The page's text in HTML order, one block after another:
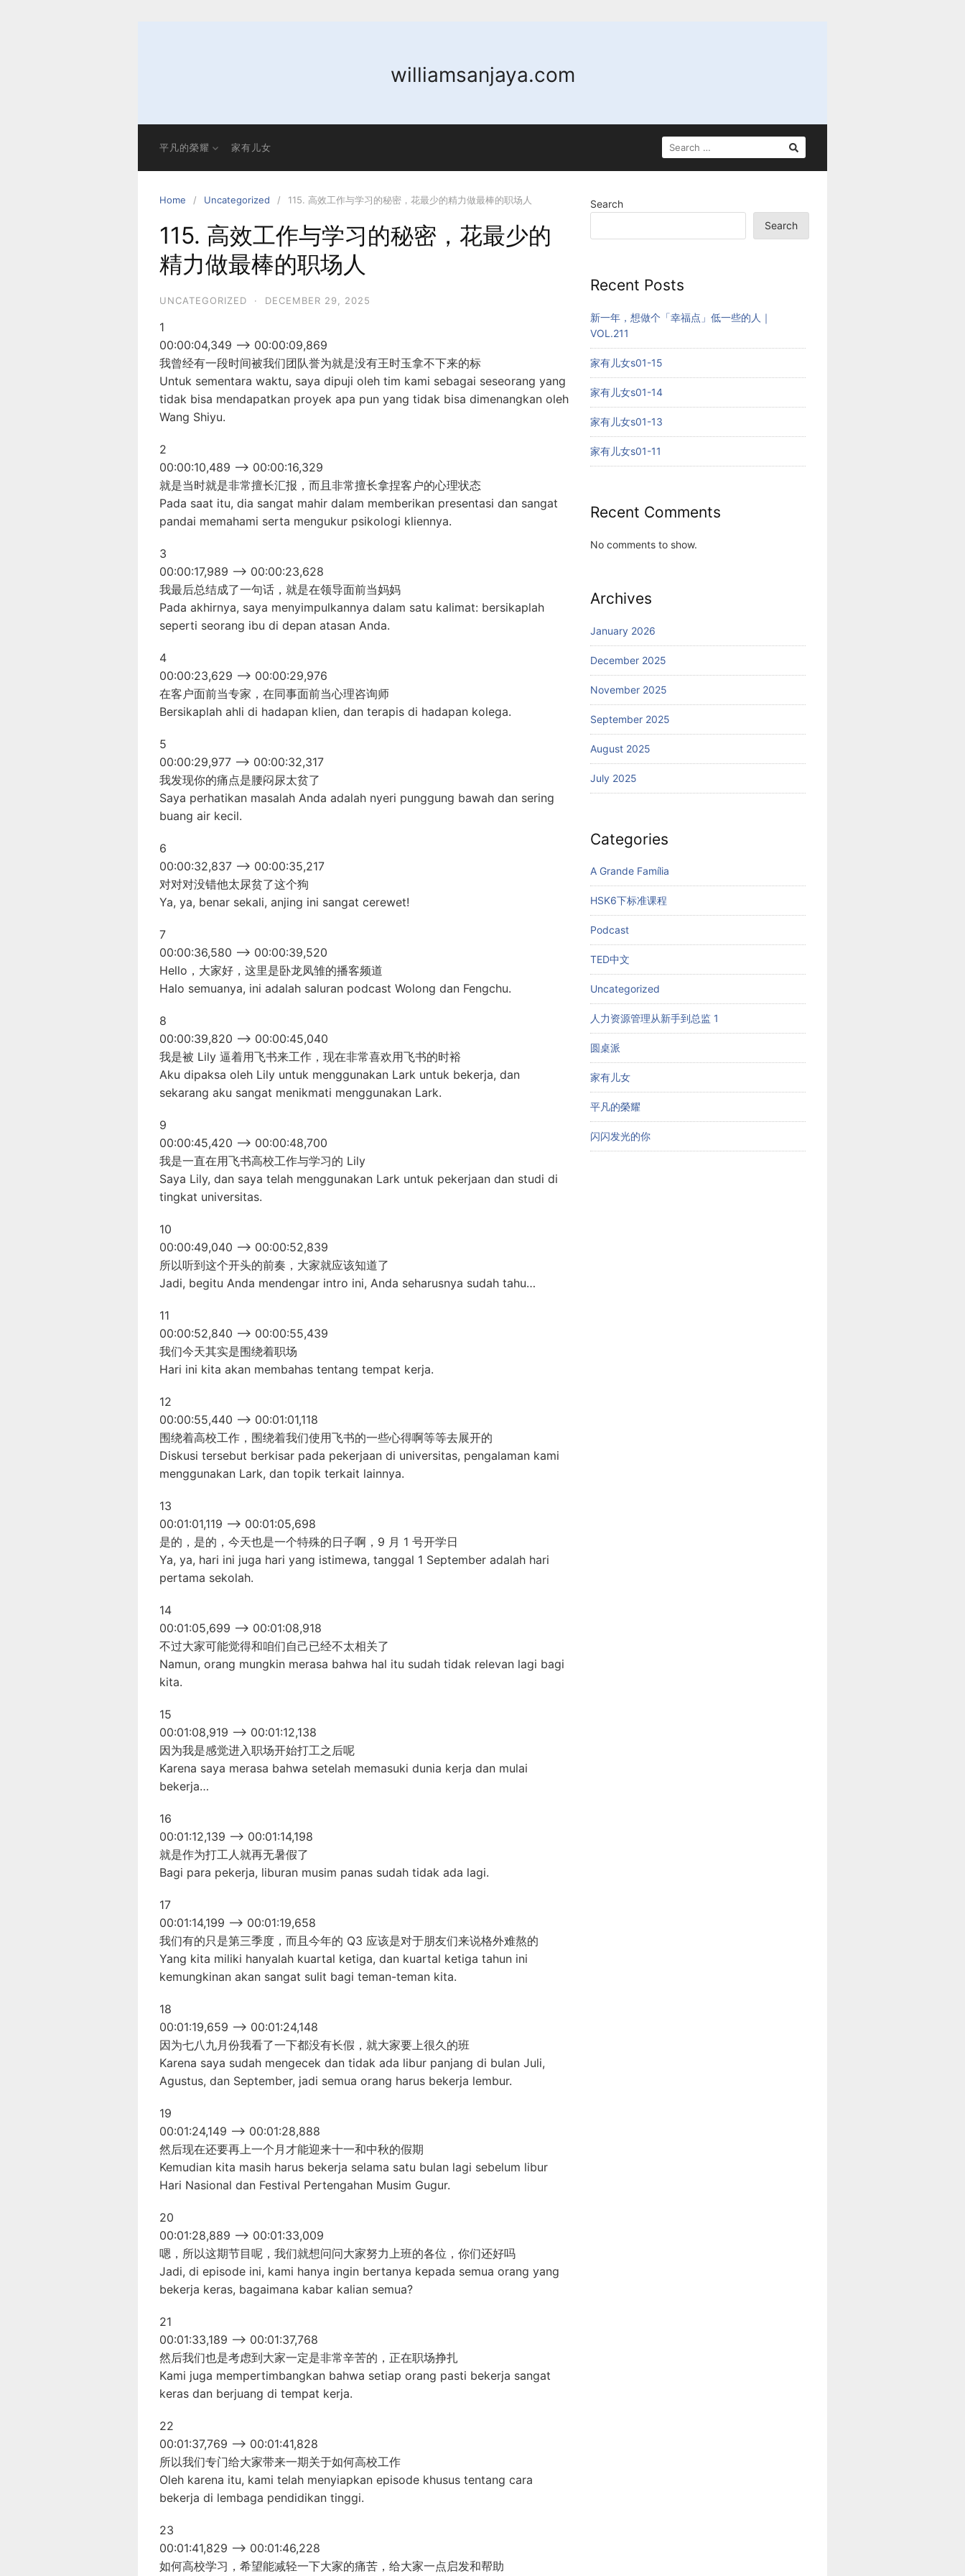
williamsanjaya.com
平凡的榮耀 家有儿女
SEARCH
FOR:
Home Uncategorized 115. 高效工作与学习的秘密，花最少的精力做最棒的职场人
115. 高效工作与学习的秘密，花最少的
精力做最棒的职场人
UNCATEGORIZED · DECEMBER 29, 2025
1
00:00:04,349 –> 00:00:09,869
我曾经有一段时间被我们团队誉为就是没有王时玉拿不下来的标
Untuk sementara waktu, saya dipuji oleh tim kami sebagai seseorang yang
tidak bisa mendapatkan proyek apa pun yang tidak bisa dimenangkan oleh
Wang Shiyu.
2
00:00:10,489 –> 00:00:16,329
就是当时就是非常擅长汇报，而且非常擅长拿捏客户的心理状态
Pada saat itu, dia sangat mahir dalam memberikan presentasi dan sangat
pandai memahami serta mengukur psikologi kliennya.
3
00:00:17,989 –> 00:00:23,628
我最后总结成了一句话，就是在领导面前当妈妈
Pada akhirnya, saya menyimpulkannya dalam satu kalimat: bersikaplah
seperti seorang ibu di depan atasan Anda.
4
00:00:23,629 –> 00:00:29,976
在客户面前当专家，在同事面前当心理咨询师
Bersikaplah ahli di hadapan klien, dan terapis di hadapan kolega.
5
00:00:29,977 –> 00:00:32,317
我发现你的痛点是腰闷尿太贫了
Saya perhatikan masalah Anda adalah nyeri punggung bawah dan sering
buang air kecil.
6
00:00:32,837 –> 00:00:35,217
对对对没错他太尿贫了这个狗
Ya, ya, benar sekali, anjing ini sangat cerewet!
7
00:00:36,580 –> 00:00:39,520
Hello，大家好，这里是卧龙凤雏的播客频道
Halo semuanya, ini adalah saluran podcast Wolong dan Fengchu.
8
00:00:39,820 –> 00:00:45,040
我是被 Lily 逼着用飞书来工作，现在非常喜欢用飞书的时裕
Aku dipaksa oleh Lily untuk menggunakan Lark untuk bekerja, dan
sekarang aku sangat menikmati menggunakan Lark.
9
00:00:45,420 –> 00:00:48,700
我是一直在用飞书高校工作与学习的 Lily
Saya Lily, dan saya telah menggunakan Lark untuk pekerjaan dan studi di
tingkat universitas.
10
00:00:49,040 –> 00:00:52,839
所以听到这个开头的前奏，大家就应该知道了
Jadi, begitu Anda mendengar intro ini, Anda seharusnya sudah tahu…
11
00:00:52,840 –> 00:00:55,439
我们今天其实是围绕着职场
Hari ini kita akan membahas tentang tempat kerja.
12
00:00:55,440 –> 00:01:01,118
围绕着高校工作，围绕着我们使用飞书的一些心得啊等等去展开的
Diskusi tersebut berkisar pada pekerjaan di universitas, pengalaman kami
menggunakan Lark, dan topik terkait lainnya.
13
00:01:01,119 –> 00:01:05,698
是的，是的，今天也是一个特殊的日子啊，9 月 1 号开学日
Ya, ya, hari ini juga hari yang istimewa, tanggal 1 September adalah hari
pertama sekolah.
14
00:01:05,699 –> 00:01:08,918
不过大家可能觉得和咱们自己已经不太相关了
Namun, orang mungkin merasa bahwa hal itu sudah tidak relevan lagi bagi
kita.
15
00:01:08,919 –> 00:01:12,138
因为我是感觉进入职场开始打工之后呢
Karena saya merasa bahwa setelah memasuki dunia kerja dan mulai
bekerja…
16
00:01:12,139 –> 00:01:14,198
就是作为打工人就再无暑假了
Bagi para pekerja, liburan musim panas sudah tidak ada lagi.
17
00:01:14,199 –> 00:01:19,658
我们有的只是第三季度，而且今年的 Q3 应该是对于朋友们来说格外难熬的
Yang kita miliki hanyalah kuartal ketiga, dan kuartal ketiga tahun ini
kemungkinan akan sangat sulit bagi teman-teman kita.
18
00:01:19,659 –> 00:01:24,148
因为七八九月份我看了一下都没有长假，就大家要上很久的班
Karena saya sudah mengecek dan tidak ada libur panjang di bulan Juli,
Agustus, dan September, jadi semua orang harus bekerja lembur.
19
00:01:24,149 –> 00:01:28,888
然后现在还要再上一个月才能迎来十一和中秋的假期
Kemudian kita masih harus bekerja selama satu bulan lagi sebelum libur
Hari Nasional dan Festival Pertengahan Musim Gugur.
20
00:01:28,889 –> 00:01:33,009
嗯，所以这期节目呢，我们就想问问大家努力上班的各位，你们还好吗
Jadi, di episode ini, kami hanya ingin bertanya kepada semua orang yang
bekerja keras, bagaimana kabar kalian semua?
21
00:01:33,189 –> 00:01:37,768
然后我们也是考虑到大家一定是非常辛苦的，正在职场挣扎
Kami juga mempertimbangkan bahwa setiap orang pasti bekerja sangat
keras dan berjuang di tempat kerja.
22
00:01:37,769 –> 00:01:41,828
所以我们专门给大家带来一期关于如何高校工作
Oleh karena itu, kami telah menyiapkan episode khusus tentang cara
bekerja di lembaga pendidikan tinggi.
23
00:01:41,829 –> 00:01:46,228
如何高校学习，希望能减轻一下大家的痛苦，给大家一点启发和帮助
Search
Search
Recent Posts
新一年，想做个「幸福点」低一些的人｜
VOL.211
家有儿女s01-15
家有儿女s01-14
家有儿女s01-13
家有儿女s01-11
Recent Comments
No comments to show.
Archives
January 2026
December 2025
November 2025
September 2025
August 2025
July 2025
Categories
A Grande Família
HSK6下标准课程
Podcast
TED中文
Uncategorized
人力资源管理从新手到总监 1
圆桌派
家有儿女
平凡的榮耀
闪闪发光的你